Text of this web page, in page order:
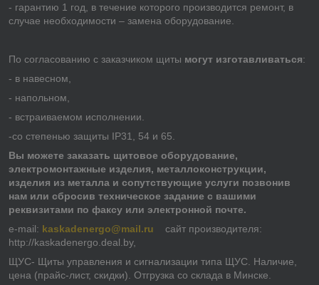
- гарантию 1 год, в течение которого производится ремонт, в
случае необходимости – замена оборудование.
По согласованию с заказчиком щиты могут изготавливаться:
- в навесном,
- напольном,
- встраиваемом исполнении.
-со степенью защиты IP31, 54 и 65.
Вы можете заказать щитовое оборудование,
электромонтажные изделия, металлоконструкции,
изделия из металла и сопутствующие услуги позвонив
нам или сбросив техническое задание с вашими
реквизитами по факсу или электронной почте.
e-mail: kaskadenergo@mail.ru сайт производителя:
http://kaskadenergo.deal.by,
ЩУС- Щиты управления и сигнализации типа ЩУС. Наличие,
цена (прайс-лист, скидки). Отгрузка со склада в Минске.